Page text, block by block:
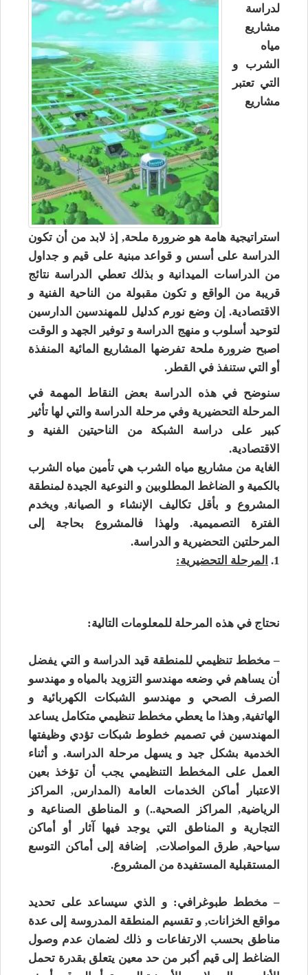
لدراسة
مشاريع
مياه
الشرب و
التي تعتبر
مشاريع
استراتيجية هامة هو ضرورة ملحة, إذ لابد من أن تكون
الدراسة على أسس و قواعد مبنية على قيم و جداول
من الدراسات الميدانية و بذلك تعطي الدراسة نتائج
قريبة من الواقع و تكون مقبولة من الناحية الفنية و
الاقتصادية. إن وضع نورم كدليل للمهندسين الدارسين
لتوحيد أسلوب و منهج الدراسة و توفير الجهد و الوقت
اصبح ضرورة ملحة تفرضها المشاريع المائية المنفذة
أو التي ستنفذ في القطر.
سنوضح في هذه الدراسة بعض النقاط المهمة في
المرحلة التحضيرية وفي مرحلة الدراسة والتي لها تأثير
كبير على دراسة الشبكة من الناحيتين الفنية و
الاقتصادية.
الغاية من مشاريع مياه الشرب هي تأمين مياه الشرب
بالكمية و الضاغط المطلوبين و النوعية الجيدة لمنطقة
المشروع و بأقل تكاليف الإنشاء و الصيانة, ويخدم
الفترة التصميمية. ولهذا فالمشروع بحاجة إلى
المرحلتين التحضيرية و الدراسة.
1.
المرحلة التحضيرية:
نحتاج في هذه المرحلة للمعلومات التالية:
– مخطط تنظيمي للمنطقة قيد الدراسة و التي يفضل
أن يساهم في وضعه مهندسو التزويد بالمياه و مهندسو
الصرف الصحي و مهندسو الشبكات الكهربائية و
الهاتفية, وهذا ما يعطي مخطط تنظيمي متكامل يساعد
المهندسين في تصميم خطوط شبكات تؤدي وظيفتها
الخدمية بشكل جيد و يسهل مرحلة الدراسة. و أثناء
العمل على المخطط التنظيمي يجب أن تؤخذ بعين
الاعتبار أماكن الخدمات العامة (المدارس, المراكز
الرياضية, المراكز الصحية..) و المناطق الصناعية و
التجارية و المناطق التي يوجد فيها آثار أو أماكن
سياحية, طرق المواصلات, إضافة إلى أماكن التوسع
المستقبلية المستفيدة من المشروع.
– مخطط طبوغرافي: و الذي سيساعد على تحديد
مواقع الخزانات, و تقسيم المنطقة المدروسة إلى عدة
مناطق بحسب الارتفاعات و ذلك لضمان عدم وصول
الضاغط إلى قيم أكبر من حد معين يتعلق بقدرة تحمل